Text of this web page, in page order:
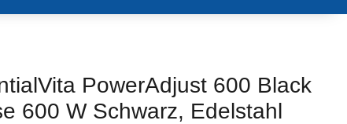
PowerAdjust 600 Black
600 W Schwarz, Edelstahl